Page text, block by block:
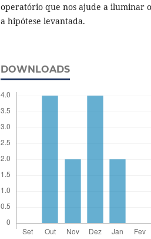
operatório que nos ajude a iluminar
a hipótese levantada.
DOWNLOADS